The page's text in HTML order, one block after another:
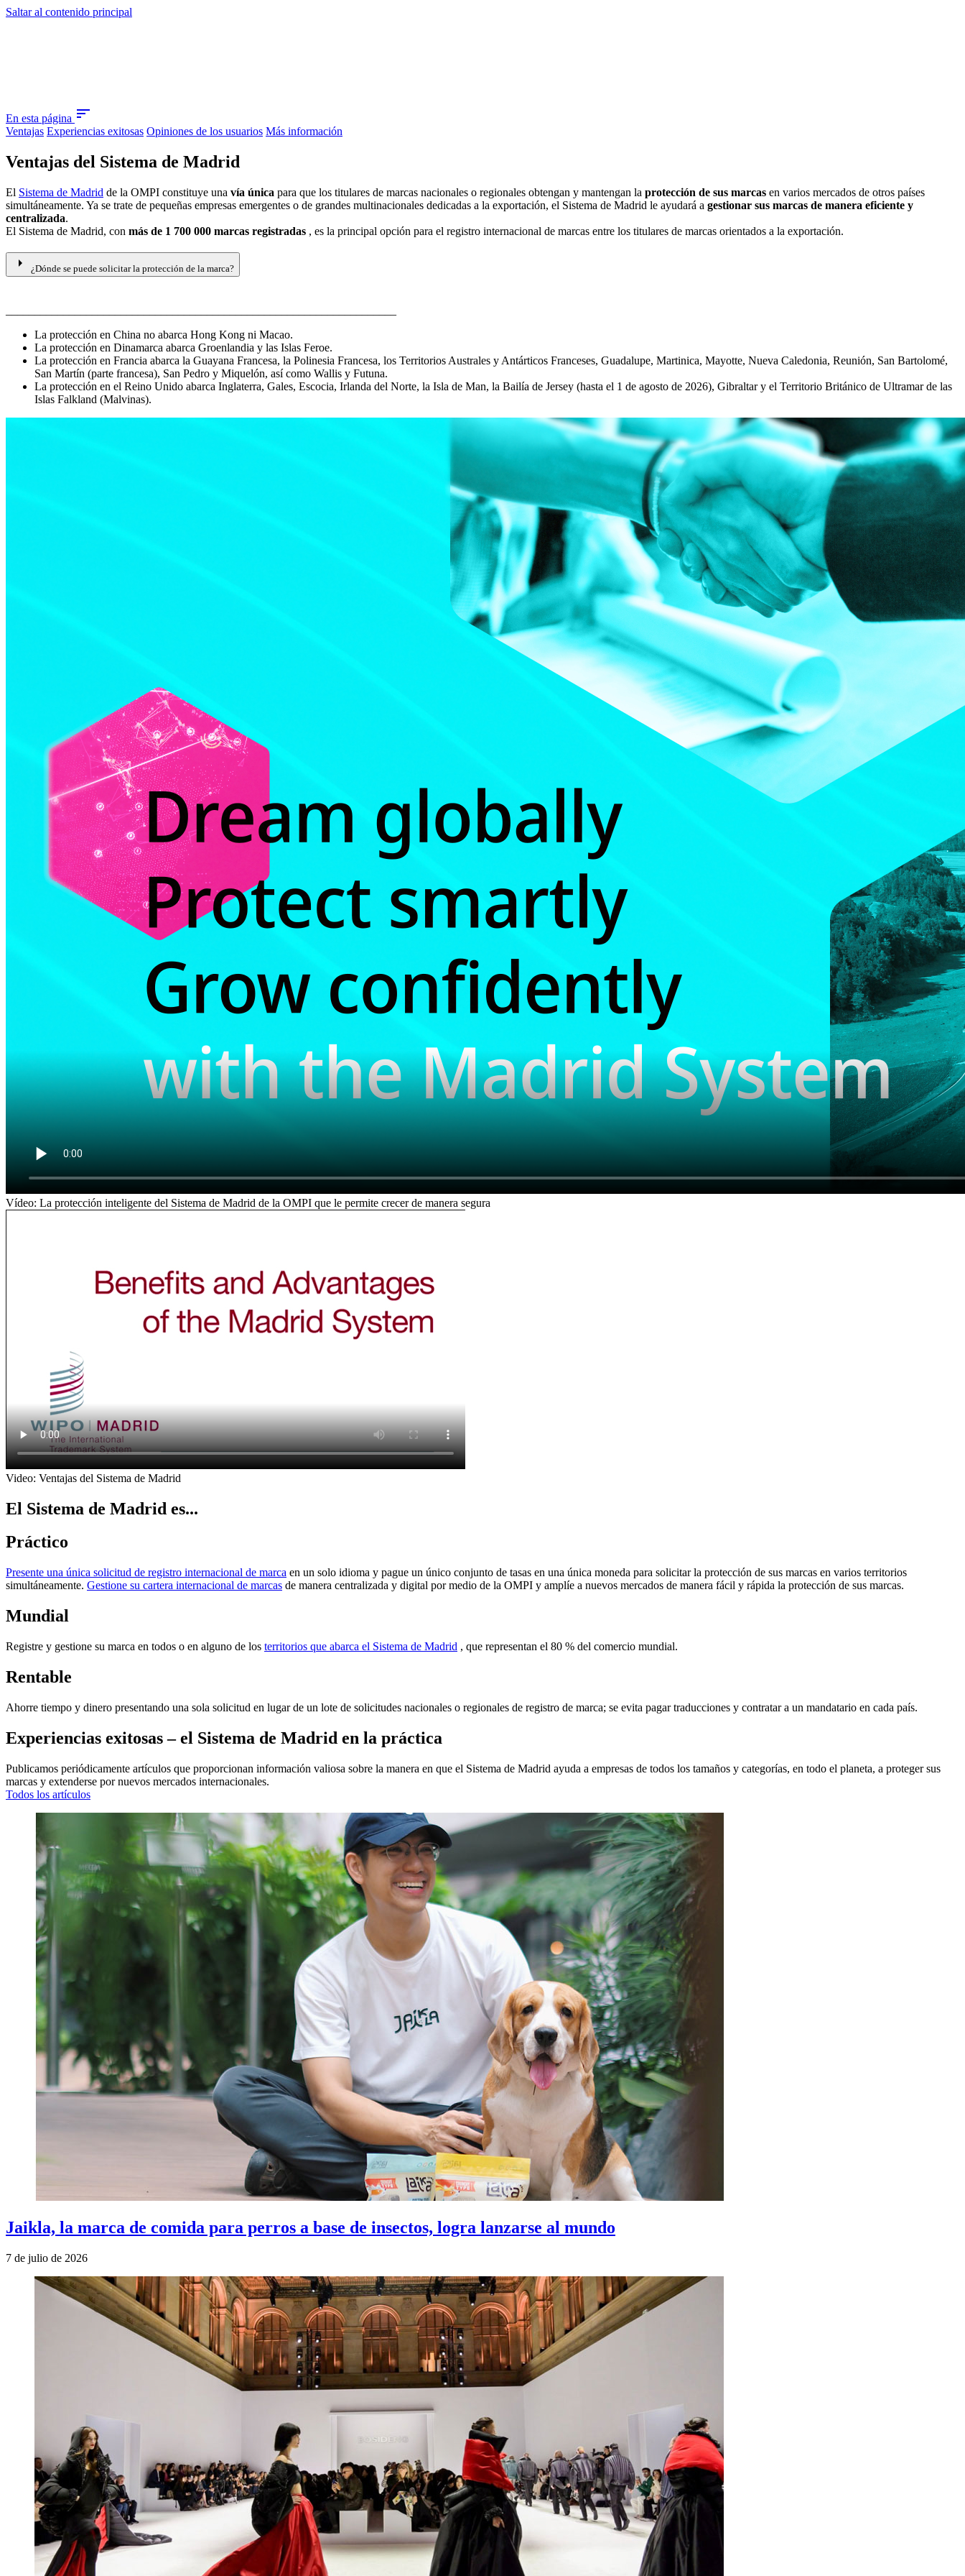
Saltar al contenido principal
En esta página sort
Ventajas Experiencias exitosas Opiniones de los usuarios Más información
Ventajas del Sistema de Madrid
El Sistema de Madrid de la OMPI constituye una vía única para que los titulares de marcas nacionales o regionales obtengan y mantengan la protección de sus marcas en varios mercados de otros países
simultáneamente. Ya se trate de pequeñas empresas emergentes o de grandes multinacionales dedicadas a la exportación, el Sistema de Madrid le ayudará a gestionar sus marcas de manera eficiente y
centralizada.
El Sistema de Madrid, con más de 1 700 000 marcas registradas , es la principal opción para el registro internacional de marcas entre los titulares de marcas orientados a la exportación.
arrow_right ¿Dónde se puede solicitar la protección de la marca?
La protección en China no abarca Hong Kong ni Macao.
La protección en Dinamarca abarca Groenlandia y las Islas Feroe.
La protección en Francia abarca la Guayana Francesa, la Polinesia Francesa, los Territorios Australes y Antárticos Franceses, Guadalupe, Martinica, Mayotte, Nueva Caledonia, Reunión, San Bartolomé,
San Martín (parte francesa), San Pedro y Miquelón, así como Wallis y Futuna.
La protección en el Reino Unido abarca Inglaterra, Gales, Escocia, Irlanda del Norte, la Isla de Man, la Bailía de Jersey (hasta el 1 de agosto de 2026), Gibraltar y el Territorio Británico de Ultramar de las
Islas Falkland (Malvinas).
Vídeo: La protección inteligente del Sistema de Madrid de la OMPI que le permite crecer de manera segura
Video: Ventajas del Sistema de Madrid
El Sistema de Madrid es...
Práctico
Presente una única solicitud de registro internacional de marca en un solo idioma y pague un único conjunto de tasas en una única moneda para solicitar la protección de sus marcas en varios territorios
simultáneamente. Gestione su cartera internacional de marcas de manera centralizada y digital por medio de la OMPI y amplíe a nuevos mercados de manera fácil y rápida la protección de sus marcas.
Mundial
Registre y gestione su marca en todos o en alguno de los territorios que abarca el Sistema de Madrid , que representan el 80 % del comercio mundial.
Rentable
Ahorre tiempo y dinero presentando una sola solicitud en lugar de un lote de solicitudes nacionales o regionales de registro de marca; se evita pagar traducciones y contratar a un mandatario en cada país.
Experiencias exitosas – el Sistema de Madrid en la práctica
Publicamos periódicamente artículos que proporcionan información valiosa sobre la manera en que el Sistema de Madrid ayuda a empresas de todos los tamaños y categorías, en todo el planeta, a proteger sus
marcas y extenderse por nuevos mercados internacionales.
Todos los artículos
Jaikla, la marca de comida para perros a base de insectos, logra lanzarse al mundo
7 de julio de 2026